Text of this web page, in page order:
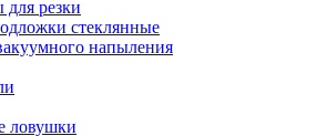
резки
стеклянные
напыления
ловушки